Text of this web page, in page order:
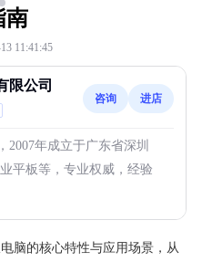
南
11:41:45
限公司
咨询 进店
年成立于广东省深圳
平板等，专业权威，经验
脑的核心特性与应用场景，从